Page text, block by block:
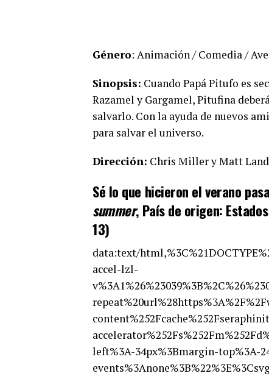
Género: Animación / Comedia /
Sinopsis: Cuando Papá Pitufo es
Razamel y Gargamel, Pitufina
salvarlo. Con la ayuda de nuevos
para salvar el universo.
Dirección: Chris Miller y Matt
Sé lo que hicieron el verano
summer, País de origen:
13)
data:text/
accel-lzl-
left%3A-34px%3Bmargin-top%3A-